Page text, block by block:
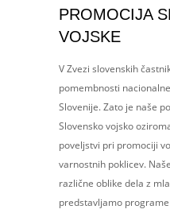
PROMOCIJA
VOJSKE
V Zvezi slovenskih
pomembnosti
Slovenije. Zato je naše
Slovensko vojsko
poveljstvi pri promociji
varnostnih poklicev.
različne oblike dela z
predstavljamo